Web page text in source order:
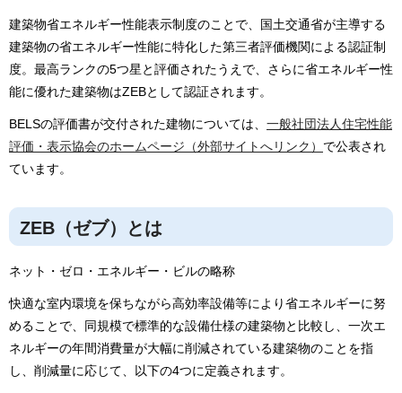
建築物省エネルギー性能表示制度のことで、国土交通省が主導する
建築物の省エネルギー性能に特化した第三者評価機関による認証制
度。最高ランクの5つ星と評価されたうえで、さらに省エネルギー性
能に優れた建築物はZEBとして認証されます。
BELSの評価書が交付された建物については、 一般社団法人住宅性能
評価・表示協会のホームページ（外部サイトへリンク） で公表され
ています。
ZEB（ゼブ）とは
ネット・ゼロ・エネルギー・ビルの略称
快適な室内環境を保ちながら高効率設備等により省エネルギーに努
めることで、同規模で標準的な設備仕様の建築物と比較し、一次エ
ネルギーの年間消費量が大幅に削減されている建築物のことを指
し、削減量に応じて、以下の4つに定義されます。